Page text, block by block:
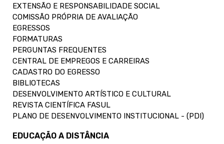
EXTENSÃO E RESPONSABILIDADE SOCIAL
COMISSÃO PRÓPRIA DE AVALIAÇÃO
EGRESSOS
FORMATURAS
PERGUNTAS FREQUENTES
CENTRAL DE EMPREGOS E CARREIRAS
CADASTRO DO EGRESSO
BIBLIOTECAS
DESENVOLVIMENTO ARTÍSTICO E CULTURAL
REVISTA CIENTÍFICA FASUL
PLANO DE DESENVOLVIMENTO INSTITUCIONAL - (PDI)
EDUCAÇÃO A DISTÂNCIA